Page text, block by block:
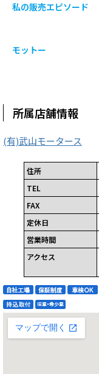
私の販売エピソード
モットー
所属店舗情報
(有)武山モータース
住所
TEL
FAX
定休日
営業時間
アクセス